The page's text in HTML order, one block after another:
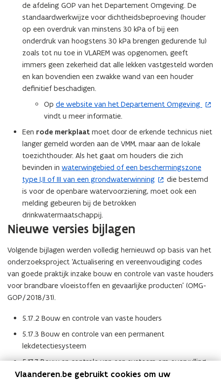
de afdeling GOP van het Departement Omgeving. De
standaardwerkwijze voor dichtheidsbeproeving (houder
op een overdruk van minstens 30 kPa of bij een
onderdruk van hoogstens 30 kPa brengen gedurende 1u)
zoals tot nu toe in VLAREM was opgenomen, geeft
immers geen zekerheid dat alle lekken vastgesteld worden
en kan bovendien een zwakke wand van een houder
definitief beschadigen.
Op de website van het Departement Omgeving
(
o
p
e
n
t
n
n
i
u
w
v
e
n
e
vindt u meer informatie.
Een rode merkplaat moet door de erkende technicus niet
langer gemeld worden aan de VMM, maar aan de lokale
toezichthouder. Als het gaat om houders die zich
bevinden in waterwingebied of een beschermingszone
type I,II of III van een grondwaterwinning
(
o
p
e
n
t
n
n
i
e
v
e
n
s
t
die bestemd
is voor de openbare watervoorziening, moet ook een
melding gebeuren bij de betrokken
drinkwatermaatschappij.
Nieuwe versies bijlagen
Volgende bijlagen werden volledig hernieuwd op basis van het
onderzoeksproject ‘Actualisering en vereenvoudiging codes
van goede praktijk inzake bouw en controle van vaste houders
voor brandbare vloeistoffen en gevaarlijke producten’ (OMG-
GOP/2018/31).
5.17.2 Bouw en controle van vaste houders
5.17.3 Bouw en controle van een permanent
lekdetectiesysteem
5.17.7 Bouw en controle van een systeem om overvulling
te voorkomen; KWS-afscheiders en andere
Vlaanderen.be gebruikt cookies om uw